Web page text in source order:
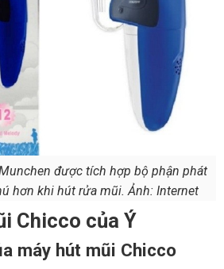
được tích hợp bộ phận phát
hơn khi hút rửa mũi. Ảnh: Internet
Chicco của Ý
máy hút mũi Chicco